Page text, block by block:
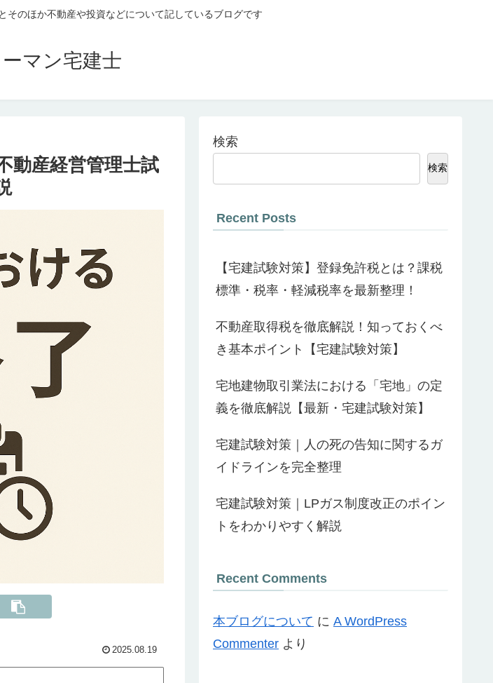
そのほか不動産や投資などについて記しているブログです
マン宅建士
動産経営管理士試
2025.08.19
検索
検索
Recent Posts
【宅建試験対策】登録免許税とは？課税
標準・税率・軽減税率を最新整理！
不動産取得税を徹底解説！知っておくべ
き基本ポイント【宅建試験対策】
宅地建物取引業法における「宅地」の定
義を徹底解説【最新・宅建試験対策】
宅建試験対策｜人の死の告知に関するガ
イドラインを完全整理
宅建試験対策｜LPガス制度改正のポイン
トをわかりやすく解説
Recent Comments
本ブログについて に A WordPress
Commenter より